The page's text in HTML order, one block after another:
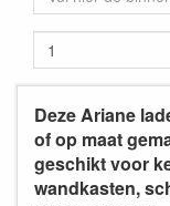
Deze Ariane
of op maat
geschikt voor
wandkasten,